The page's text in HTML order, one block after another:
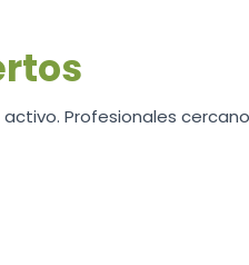
Profesionales